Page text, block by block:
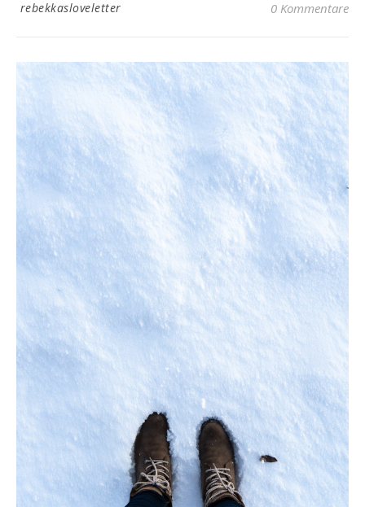
rebekkasloveletter 0 Kommentare